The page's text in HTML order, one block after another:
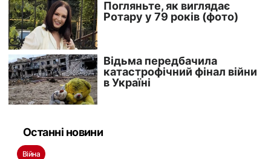
Останні новини
Війна